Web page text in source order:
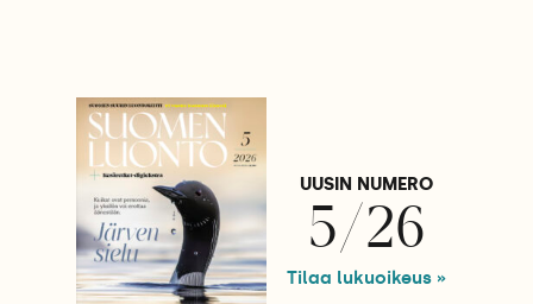
UUSIN NUMERO
5/26
Tilaa lukuoikeus »